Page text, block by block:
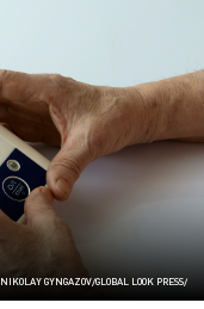
NIKOLAY GYNGAZOV/GLOBAL LOOK PRESS/